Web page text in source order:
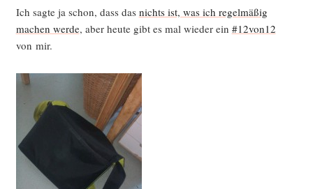
Ich sag­te ja schon, dass das nichts ist, was ich regel­mä­ßig
machen wer­de, aber heu­te gibt es mal wie­der ein #12von12
von mir.